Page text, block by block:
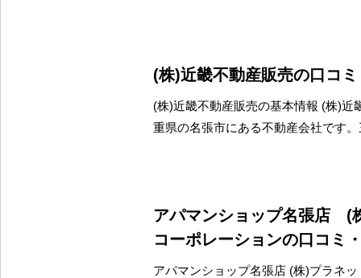
(株)近畿不動産販売の口コ
(株)近畿不動産販売の基本情報 (株)近
重県の名張市にある不動産会社です
アパマンショップ名張店 (
コーポレーションの口コミ
アパマンショップ名張店 (株)プラネ